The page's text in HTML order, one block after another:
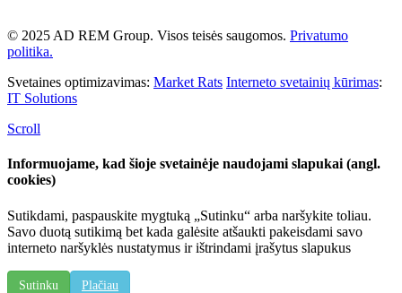
© 2025 AD REM Group. Visos teisės saugomos. Privatumo
politika.
Svetaines optimizavimas: Market Rats Interneto svetainių kūrimas:
IT Solutions
Scroll
Informuojame, kad šioje svetainėje naudojami slapukai (angl.
cookies)
Sutikdami, paspauskite mygtuką „Sutinku“ arba naršykite toliau.
Savo duotą sutikimą bet kada galėsite atšaukti pakeisdami savo
interneto naršyklės nustatymus ir ištrindami įrašytus slapukus
Sutinku Plačiau